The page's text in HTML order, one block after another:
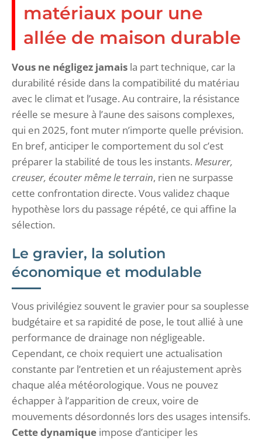
matériaux pour une
allée de maison durable
Vous ne négligez jamais la part technique, car la
durabilité réside dans la compatibilité du matériau
avec le climat et l’usage. Au contraire, la résistance
réelle se mesure à l’aune des saisons complexes,
qui en 2025, font muter n’importe quelle prévision.
En bref, anticiper le comportement du sol c’est
préparer la stabilité de tous les instants. Mesurer,
creuser, écouter même le terrain, rien ne surpasse
cette confrontation directe. Vous validez chaque
hypothèse lors du passage répété, ce qui affine la
sélection.
Le gravier, la solution
économique et modulable
Vous privilégiez souvent le gravier pour sa souplesse
budgétaire et sa rapidité de pose, le tout allié à une
performance de drainage non négligeable.
Cependant, ce choix requiert une actualisation
constante par l’entretien et un réajustement après
chaque aléa météorologique. Vous ne pouvez
échapper à l’apparition de creux, voire de
mouvements désordonnés lors des usages intensifs.
Cette dynamique impose d’anticiper les